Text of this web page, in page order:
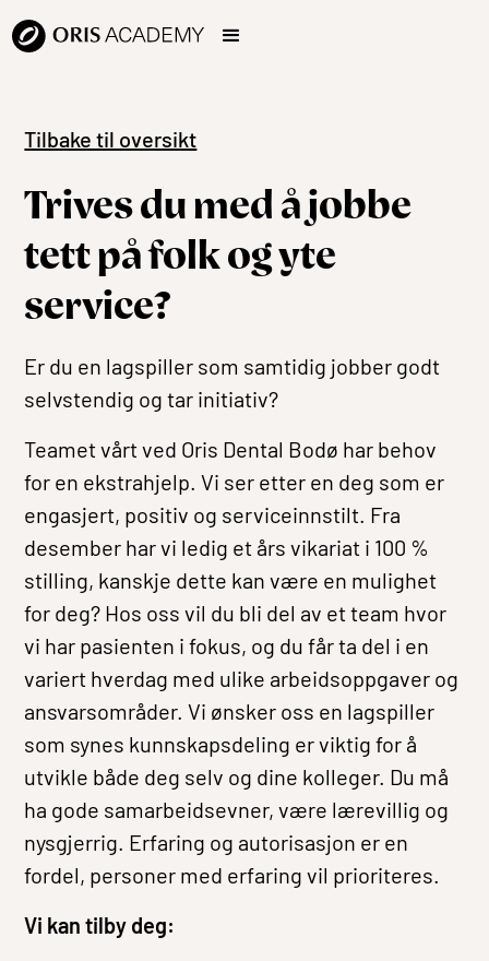
Tilbake til oversikt
Trives du med å jobbe
tett på folk og yte
service?
Er du en lagspiller som samtidig jobber godt
selvstendig og tar initiativ?
Teamet vårt ved Oris Dental Bodø har behov
for en ekstrahjelp. Vi ser etter en deg som er
engasjert, positiv og serviceinnstilt. Fra
desember har vi ledig et års vikariat i 100 %
stilling, kanskje dette kan være en mulighet
for deg? Hos oss vil du bli del av et team hvor
vi har pasienten i fokus, og du får ta del i en
variert hverdag med ulike arbeidsoppgaver og
ansvarsområder. Vi ønsker oss en lagspiller
som synes kunnskapsdeling er viktig for å
utvikle både deg selv og dine kolleger. Du må
ha gode samarbeidsevner, være lærevillig og
nysgjerrig. Erfaring og autorisasjon er en
fordel, personer med erfaring vil prioriteres.
Vi kan tilby deg: